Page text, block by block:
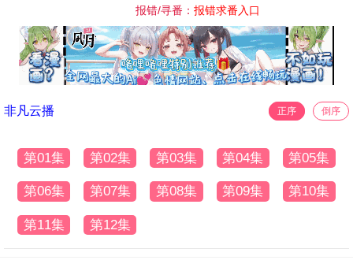
报错/寻番：报错求番入口
非凡云播 正序 倒序
第01集 第02集 第03集 第04集 第05集
第06集 第07集 第08集 第09集 第10集
第11集 第12集